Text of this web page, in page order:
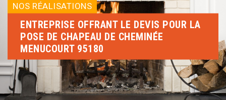
NOS RÉALISATIONS
ENTREPRISE OFFRANT LE DEVIS POUR LA
POSE DE CHAPEAU DE CHEMINÉE
MENUCOURT 95180